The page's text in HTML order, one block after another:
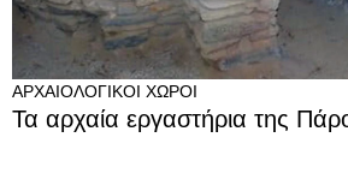
ΑΡΧΑΙΟΛΟΓΙΚΟΊ ΧΏΡΟΙ
Τα αρχαία εργαστήρια της